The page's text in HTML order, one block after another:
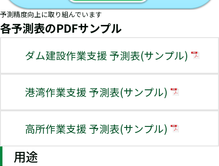
予測精度向上に取り組んでいます
各予測表のPDFサンプル
ダム建設作業支援 予測表(サンプル)
港湾作業支援 予測表(サンプル)
高所作業支援 予測表(サンプル)
用途